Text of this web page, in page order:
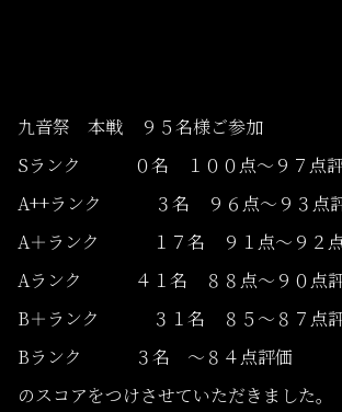
九音祭 本戦 ９５名様ご参加
Sランク ０名 １００点〜９７点
A++ランク ３名 ９６点〜９３点
A＋ランク １７名 ９１点〜９２
Aランク ４１名 ８８点〜９０点
B＋ランク ３１名 ８５〜８７点
Bランク ３名 〜８４点評価
のスコアをつけさせていただきました。